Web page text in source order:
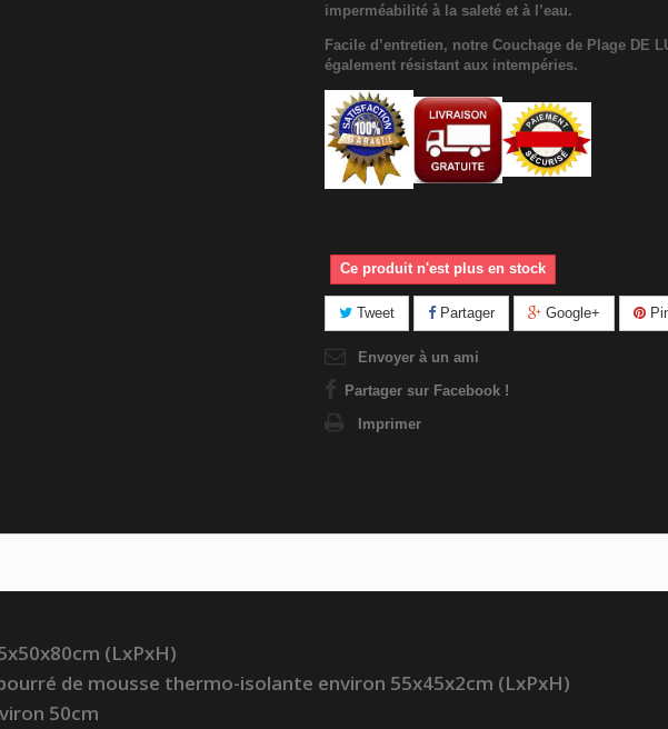
imperméabilité à la saleté et à l’eau.
Facile d’entretien, notre Couchage de Plage DE
également résistant aux intempéries.
Ce produit n'est plus en stock
Tweet Partager Google+
Envoyer à un ami
Partager sur Facebook !
Imprimer
(LxPxH)
de mousse thermo-isolante environ 55x45x2cm (LxPxH)
50cm